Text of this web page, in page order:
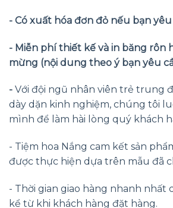
- Có xuất hóa đơn đỏ nếu bạn yêu
- Miễn phí thiết kế và in băng rôn
mừng (nội dung theo ý bạn yêu
- Với đội ngũ nhân viên trẻ trung
dày dặn kinh nghiệm, chúng tôi
mình để làm hài lòng quý khách
- Tiệm hoa Nắng cam kết sản
được thực hiện dựa trên mẫu đã
- Thời gian giao hàng nhanh nhất
kể từ khi khách hàng đặt hàng.